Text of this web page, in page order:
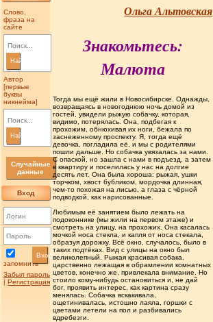
Слово,
фраза на
сайте
Найти
Автор
[первые
буквы
никнейма]
Найти
Случайные
данные
Вход
запомнить
Вход
Забыл пароль
| Регистрация
Ольга Альтовская
Знакомьтесь:
Малюта
Тогда мы ещё жили в Новосибирске. Однажды,
возвращаясь в новогоднюю ночь домой из
гостей, увидели рыжую собачку, которая,
видимо, потерялась. Она, подбегая к
прохожим, обнюхивая их ноги, бежала по
заснеженному проспекту. Я, тогда ещё
девочка, погладила её, и мы с родителями
пошли дальше. Но собачка увязалась за нами.
С опаской, но зашла с нами в подъезд, а затем
в квартиру и поселилась у нас на долгие
десять лет. Она была хороша: рыжая, ушки
торчком, хвост бубликом, мордочка длинная,
чем-то похожая на лисью, а глаза с чёрной
подводкой, как нарисованные.
Любимым её занятием было лежать на
подоконнике (мы жили на первом этаже) и
смотреть на улицу, на прохожих. Она касалась
мочкой носа стекла, и капля от носа стекала,
образуя дорожку. Всё окно, случалось, было в
таких подтёках. Вид с улицы на окно был
великолепный. Рыжая красивая собака,
царственно лежащая в обрамлении комнатных
цветов, конечно же, привлекала внимание. Но
стоило кому-нибудь остановиться и, не дай
бог, проявить интерес, как картина сразу
менялась. Собачка вскакивала,
ощетинивалась, истошно лаяла, горшки с
цветами летели на пол и разбивались
вдребезги.